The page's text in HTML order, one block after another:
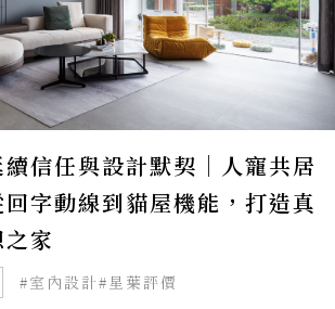
信任與設計默契｜人寵共居
字動線到貓屋機能，打造真
家
#室內設計#星葉評價